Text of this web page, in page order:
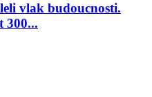
vlak budoucnosti.
300...